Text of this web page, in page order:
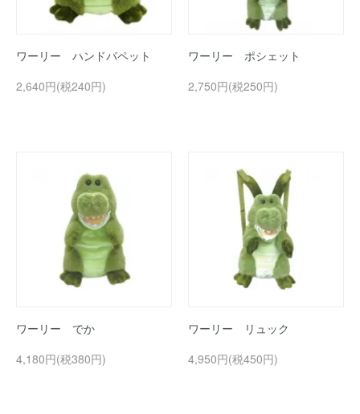
ワーリー ハンドパペット
2,640円(税240円)
ワーリー ポシェット
2,750円(税250円)
ワーリー でか
4,180円(税380円)
ワーリー リュック
4,950円(税450円)